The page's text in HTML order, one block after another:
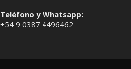
Teléfono y Whatsapp:
+54 9 0387 4496462